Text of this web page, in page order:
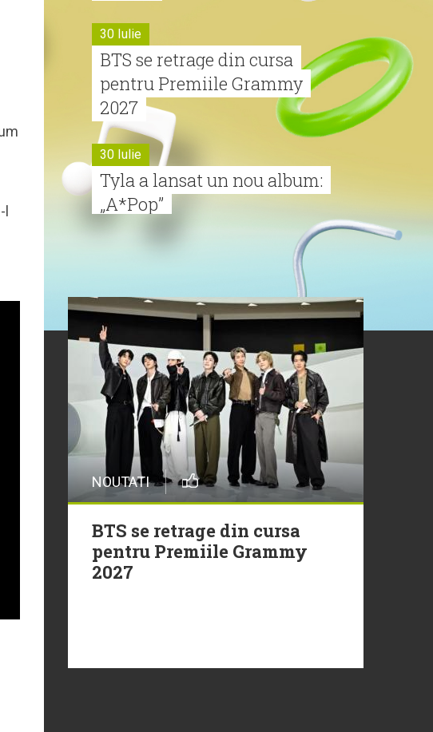
30 Iulie
BTS se retrage din cursa
pentru Premiile Grammy
2027
30 Iulie
Tyla a lansat un nou album:
„A*Pop”
Alexia lansează videoclipul
oficial pentru „Nu mai am
nume”
29 Iulie
Trupa Altceva a încheiat
sezonul Morning ZU cu un
moment live memorabil
29 Iulie
NEW MUSIC | 5 piese noi în
playlistul Radio ZU
NOUTATI
BTS se retrage din cursa
pentru Premiile Grammy
2027